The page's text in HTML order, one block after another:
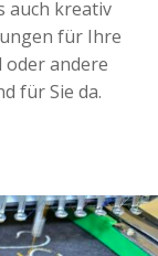
auch kreativ
für Ihre
oder andere
für Sie da.